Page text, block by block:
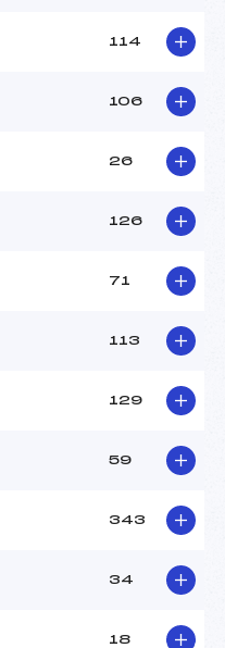
114
106
26
126
71
113
129
59
343
34
18